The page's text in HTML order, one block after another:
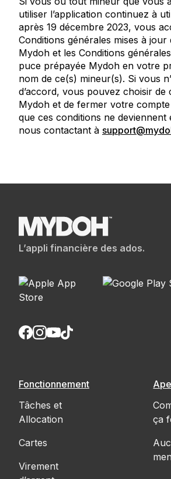
utiliser l’application continuez à
après 19 décembre 2023, vous
Conditions générales mises à jour
Mydoh et les Conditions
puce prépayée Mydoh en votre
nom de ce(s) mineur(s). Si vous
d’accord, vous pouvez choisir de
Mydoh et de fermer votre
que ces conditions ne deviennent
nous contactant à
L’appli financière des ados.
Fonctionnement
Tâches et
Allocation
Cartes
Virement
ça